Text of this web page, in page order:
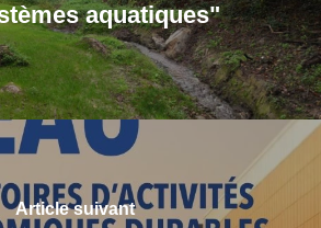
aquatiques"
Article suivant